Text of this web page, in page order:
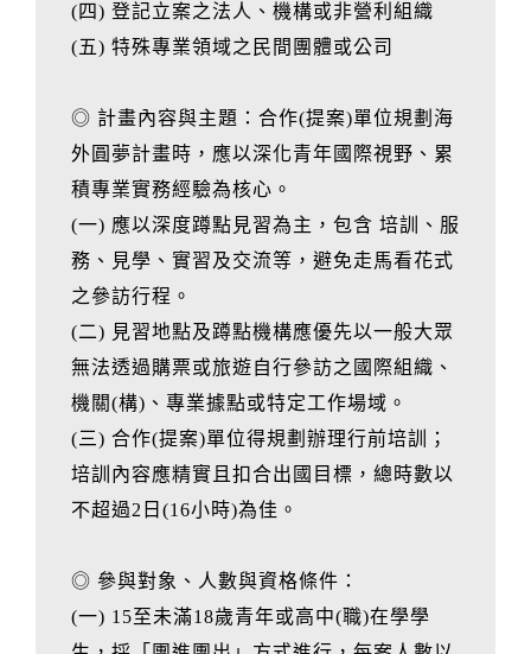
(四) 登記立案之法人、機構或非營利組織
(五) 特殊專業領域之民間團體或公司
◎ 計畫內容與主題：合作(提案)單位規劃海
外圓夢計畫時，應以深化青年國際視野、累
積專業實務經驗為核心。
(一) 應以深度蹲點見習為主，包含 培訓、服
務、見學、實習及交流等，避免走馬看花式
之參訪行程。
(二) 見習地點及蹲點機構應優先以一般大眾
無法透過購票或旅遊自行參訪之國際組織、
機關(構)、專業據點或特定工作場域。
(三) 合作(提案)單位得規劃辦理行前培訓；
培訓內容應精實且扣合出國目標，總時數以
不超過2日(16小時)為佳。
◎ 參與對象、人數與資格條件：
(一) 15至未滿18歲青年或高中(職)在學學